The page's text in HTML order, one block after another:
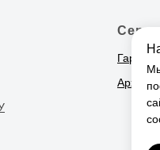
Гарантия